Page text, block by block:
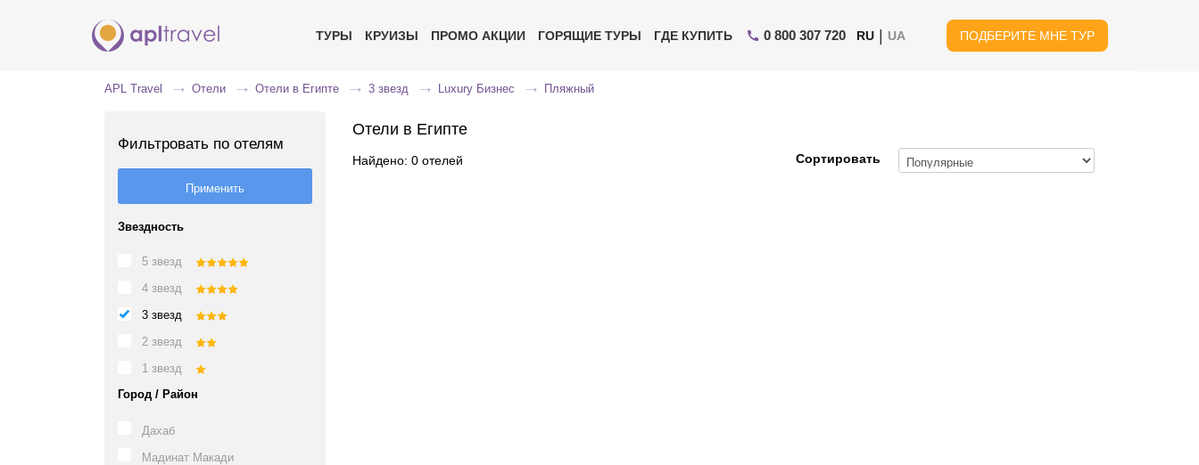
ТУРЫ КРУИЗЫ ПРОМО АКЦИИ ГОРЯЩИЕ ТУРЫ ГДЕ КУПИТЬ 0 800 307 720 RU | UA ПОДБЕРИТЕ МНЕ ТУР
APL Travel Отели Отели в Египте 3 звезд Luxury Бизнес Пляжный
Фильтровать по отелям
Звездность
5 звезд
4 звезд
3 звезд
2 звезд
1 звезд
Город / Район
Дахаб
Мадинат Макади
Отели в Египте
Найдено: 0 отелей Сортировать